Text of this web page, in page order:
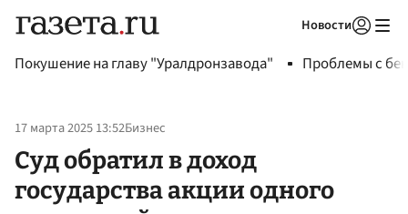
Новости
Покушение на главу "Уралдронзавода" Проблемы с
17 марта 2025 13:52Бизнес
Суд обратил в доход
государства акции одного